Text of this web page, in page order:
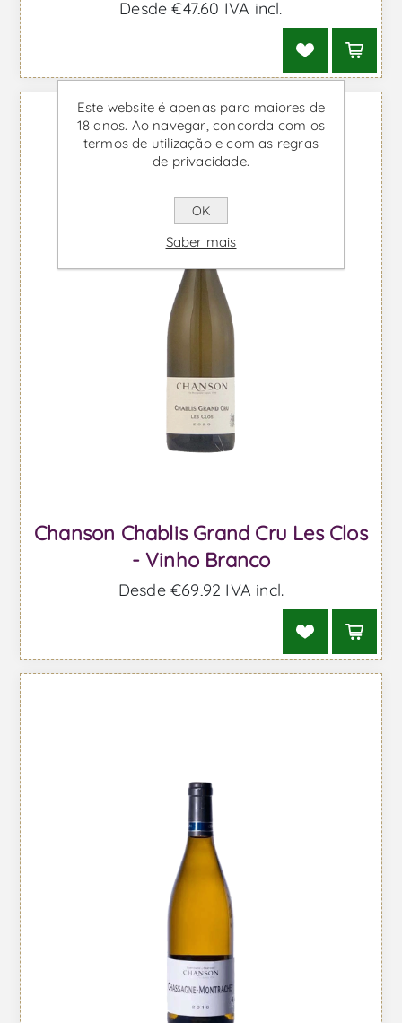
Desde €47,60 IVA incl.
Chanson Chablis Grand Cru Les Clos
- Vinho Branco
Desde €69,92 IVA incl.
Este website é apenas para maiores de
18 anos. Ao navegar, concorda com os
termos de utilização e com as regras
de privacidade.
OK
Saber mais